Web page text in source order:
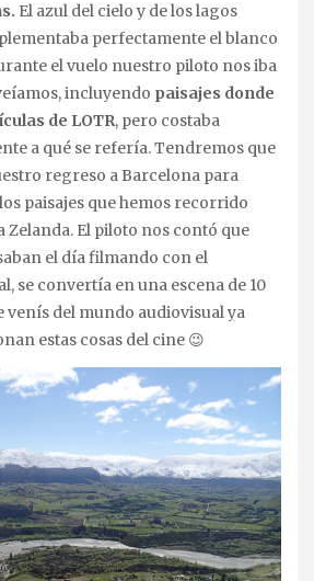
El azul del cielo y de los lagos
perfectamente el blanco
el vuelo nuestro piloto nos iba
incluyendo paisajes donde
de LOTR, pero costaba
a qué se refería. Tendremos que
regreso a Barcelona para
paisajes que hemos recorrido
Zelanda. El piloto nos contó que
el día filmando con el
se convertía en una escena de 10
venís del mundo audiovisual ya
estas cosas del cine 😉